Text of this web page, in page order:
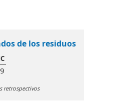
de los residuos
retrospectivos